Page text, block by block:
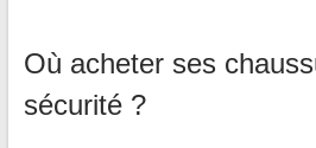
Où acheter ses
sécurité ?